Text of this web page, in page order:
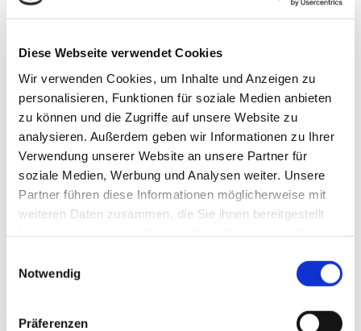
Diese Webseite verwendet Cookies
Wir verwenden Cookies, um Inhalte und Anzeigen zu
personalisieren, Funktionen für soziale Medien anbieten
zu können und die Zugriffe auf unsere Website zu
analysieren. Außerdem geben wir Informationen zu Ihrer
Verwendung unserer Website an unsere Partner für
soziale Medien, Werbung und Analysen weiter. Unsere
Partner führen diese Informationen möglicherweise mit
weiteren Daten zusammen, die Sie ihnen bereitgestellt
Notwendig
Präferenzen
Beiträge
Therapieverfahren